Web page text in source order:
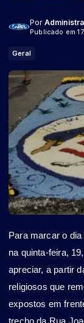
Por
Publicado em
Geral
Para marcar o
na quinta-feira,
apreciar, a partir
religiosos que
expostos em